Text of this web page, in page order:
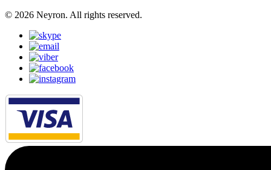
© 2026 Neyron. All rights reserved.